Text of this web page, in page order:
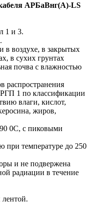
АРБаВнг(A)-LS
1 и 3.
в воздухе, в закрытых
в сухих грунтах
почва с влажностью
распространения
1 по классификации
влаги, кислот,
жиров,
0С, с пиковыми
при температуре до 250
и не подвержена
радиации в течение